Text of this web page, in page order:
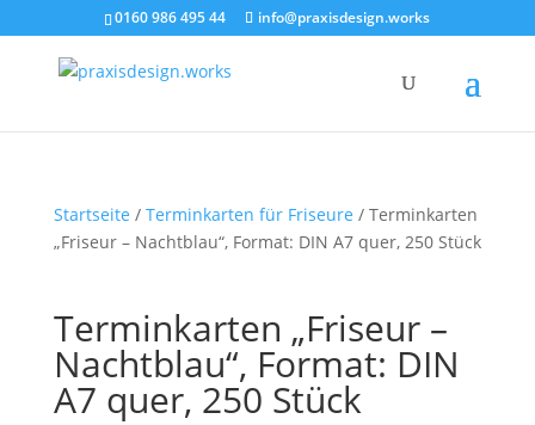
0160 986 495 44 info@praxisdesign.works
Startseite / Terminkarten für Friseure / Terminkarten
„Friseur – Nachtblau“, Format: DIN A7 quer, 250 Stück
Terminkarten „Friseur –
Nachtblau“, Format: DIN
A7 quer, 250 Stück